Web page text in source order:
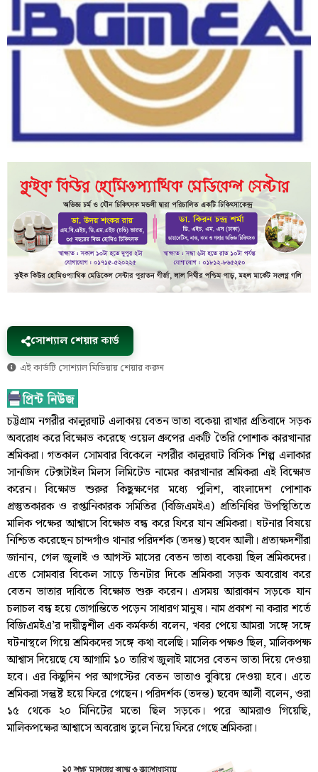
সোশ্যাল শেয়ার কার্ড
এই কার্ডটি সোশ্যাল মিডিয়ায় শেয়ার করুন
চট্টগ্রাম নগরীর কালুরঘাট এলাকায় বেতন ভাতা বকেয়া রাখার প্রতিবাদে সড়ক
অবরোধ করে বিক্ষোভ করেছে ওয়েল গ্রুপের একটি তৈরি পোশাক কারখানার
শ্রমিকরা। গতকাল সোমবার বিকেলে নগরীর কালুরঘাট বিসিক শিল্প এলাকার
সানজিদ টেক্সটাইল মিলস লিমিটেড নামের কারখানার শ্রমিকরা এই বিক্ষোভ
করেন। বিক্ষোভ শুরুর কিছুক্ষণের মধ্যে পুলিশ, বাংলাদেশ পোশাক
প্রস্তুতকারক ও রপ্তানিকারক সমিতির (বিজিএমইএ) প্রতিনিধির উপস্থিতিতে
মালিক পক্ষের আশ্বাসে বিক্ষোভ বন্ধ করে ফিরে যান শ্রমিকরা। ঘটনার বিষয়ে
নিশ্চিত করেছেন চান্দগাঁও থানার পরিদর্শক (তদন্ত) ছবেদ আলী। প্রত্যক্ষদর্শীরা
জানান, গেল জুলাই ও আগস্ট মাসের বেতন ভাতা বকেয়া ছিল শ্রমিকদের।
এতে সোমবার বিকেল সাড়ে তিনটার দিকে শ্রমিকরা সড়ক অবরোধ করে
বেতন ভাতার দাবিতে বিক্ষোভ শুরু করেন। এসময় আরাকান সড়কে যান
চলাচল বন্ধ হয়ে ভোগান্তিতে পড়েন সাধারণ মানুষ। নাম প্রকাশ না করার শর্তে
বিজিএমইএ’র দায়ীত্বশীল এক কর্মকর্তা বলেন, খবর পেয়ে আমরা সঙ্গে সঙ্গে
ঘটনাস্থলে গিয়ে শ্রমিকদের সঙ্গে কথা বলেছি। মালিক পক্ষও ছিল, মালিকপক্ষ
আশ্বাস দিয়েছে যে আগামি ১০ তারিখ জুলাই মাসের বেতন ভাতা দিয়ে দেওয়া
হবে। এর কিছুদিন পর আগস্টের বেতন ভাতাও বুঝিয়ে দেওয়া হবে। এতে
শ্রমিকরা সন্তুষ্ট হয়ে ফিরে গেছেন। পরিদর্শক (তদন্ত) ছবেদ আলী বলেন, ওরা
১৫ থেকে ২০ মিনিটের মতো ছিল সড়কে। পরে আমরাও গিয়েছি,
মালিকপক্ষের আশ্বাসে অবরোধ তুলে নিয়ে ফিরে গেছে শ্রমিকরা।